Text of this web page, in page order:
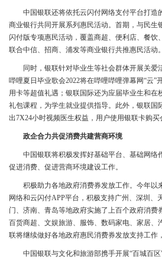
中国银联还将依托云闪付网络支付平台打造
商业银行共同开展系列惠民活动。首期，与民生
闪付版专项惠民活动，覆盖商超、便利店、餐饮
联合中信、招商、浦发等商业银行共推惠民活动。
同时，银联针对毕业生等社会群体开展关爱
哔哩夏日毕业歌会2022将在哔哩哔哩弹幕网“云”
用卡等超值礼遇；银联国际还为应届毕业生和在
礼包课程，为学生就业提供指导。此外，银联国
出7X24小时视频医生权益，用户使用银联卡购买
政企合力共促消费共建营商环境
中国银联将积极发挥好基础平台、基础网络
促进消费、促进营商环境建设工作。
积极助力各地政府消费券发放工作。今年以
网络和云闪付APP平台，积极支持广州、深圳、
门、济南、青岛等地政府实施了上百个政府消费
百货商超、文娱旅游、服饰、数码家电、家居、
联将继续做好各地政府惠民消费券发放支持工作
中国银联与文化和旅游部携手开展“百城百